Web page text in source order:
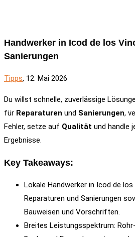
Handwerker in Icod de los
Sanierungen
Tipps, 12. Mai 2026
Du willst schnelle, zuverlässige
für Reparaturen und Sanierungen,
Fehler, setze auf Qualität und handle
Ergebnisse.
Key Takeaways:
Lokale Handwerker in Icod de
Reparaturen und Sanierungen
Bauweisen und Vorschriften.
Breites Leistungsspektrum: